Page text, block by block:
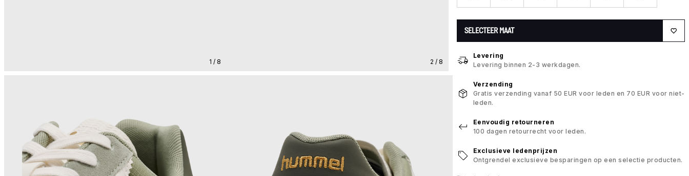
1 / 8 2 / 8
SELECTEER MAAT
Levering
Levering binnen 2-3 werkdagen.
Verzending
Gratis verzending vanaf 50 EUR voor leden en 70 EUR voor niet-
leden.
Eenvoudig retourneren
100 dagen retourrecht voor leden.
Exclusieve ledenprijzen
Ontgrendel exclusieve besparingen op een selectie producten.